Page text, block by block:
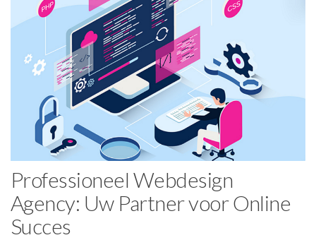
Professioneel Webdesign
Agency: Uw Partner voor Online
Succes